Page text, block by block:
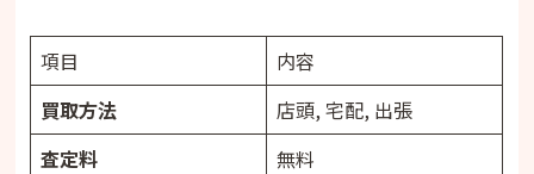
項目
内容
買取方法
店頭, 宅配, 出張
査定料
無料